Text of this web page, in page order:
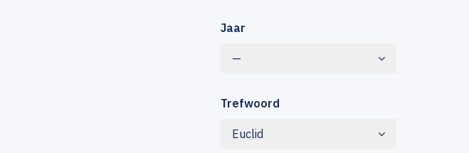
Jaar
—
Trefwoord
Euclid